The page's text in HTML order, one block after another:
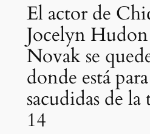
El actor de
Jocelyn
Novak se
donde está
sacudidas de
14